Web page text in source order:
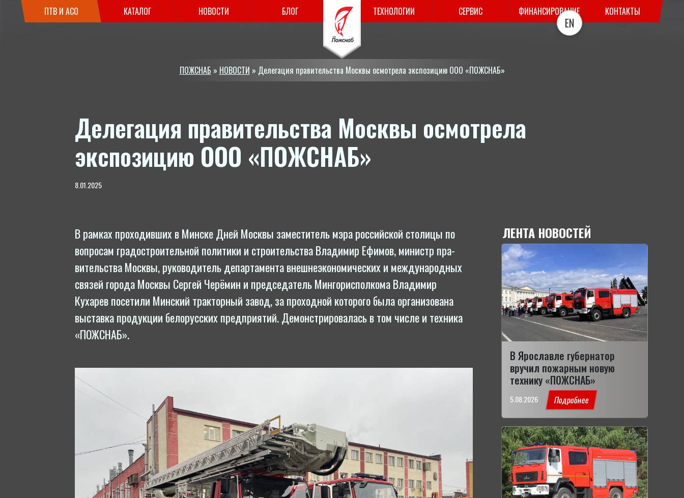
ПТВ И АСО КАТАЛОГ НОВОСТИ БЛОГ ТЕХНОЛОГИИ СЕРВИС ФИНАНСИРОВАНИЕ КОНТАКТЫ
ПОЖСНАБ » НОВОСТИ » Делегация правительства Москвы осмотрела экспозицию ООО «ПОЖСНАБ»
Делегация правительства Москвы осмотрела
экспозицию ООО «ПОЖСНАБ»
8.01.2025
В рамках про­ходив­ших в Минске Дней Москвы за­мес­ти­тель мэра рос­сий­ской столицы по
вопросам гра­дост­ро­итель­ной политики и стро­итель­ства Владимир Ефимов, министр пра­
витель­ства Москвы, ру­ково­дитель де­пар­та­мен­та внеш­не­эко­номи­чес­ких и меж­ду­народ­ных
связей города Москвы Сергей Черёмин и пред­се­датель Мин­го­рис­полко­ма Владимир
Кухарев посетили Минский трак­торный завод, за проходной которого была ор­га­низо­вана
выставка продукции бе­лорусс­ких предприятий. Де­монс­три­рова­лась в том числе и техника
«ПОЖСНАБ».
ЛЕНТА НОВОСТЕЙ
В Ярославле губернатор
вручил пожарным новую
технику «ПОЖСНАБ»
5.08.2026 Подробнее
EN